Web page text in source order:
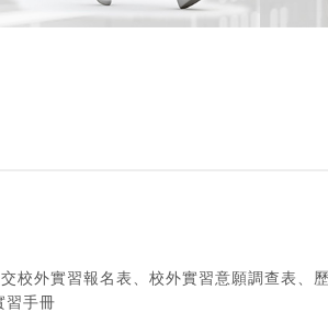
外實習報名表、校外實習意願調查表、
習手冊